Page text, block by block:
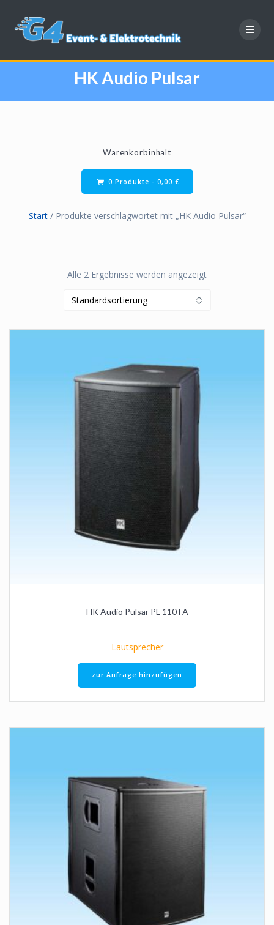
springen
HK Audio Pulsar
Warenkorbinhalt
0 Produkte - 0,00 €
Start/ Produkte verschlagwortet mit „HK Audio Pulsar“
Alle 2 Ergebnisse werden angezeigt
HK Audio Pulsar PL 110 FA
Lautsprecher
zur Anfrage hinzufügen